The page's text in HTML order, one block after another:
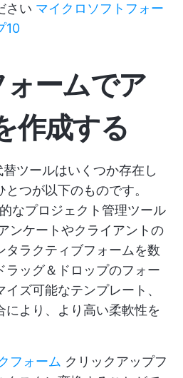
さい マイクロソフトフォー
10
ームでア
作成する
ツールはいくつか存在し
つが以下のものです。
なプロジェクト管理ツール
ンケートやクライアントの
タラクティブフォームを数
ラッグ＆ドロップのフォー
ズ可能なテンプレート、
により、より高い柔軟性を
フォーム クリックアップフ